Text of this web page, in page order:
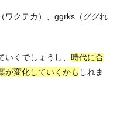
ワクテカ）、ggrks（ググれ
くでしょうし、 時代に合
が変化していくかも しれま